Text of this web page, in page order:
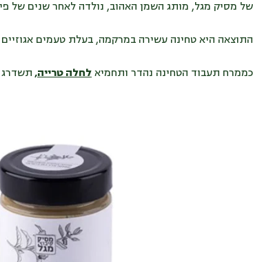
של מסיק מגל, מותג השמן האהוב, נולדה לאחר שנים של
התוצאה היא טחינה עשירה במרקמה, בעלת טעמים
כממרח תעבוד הטחינה נהדר ותחמיא לחלה טרייה,